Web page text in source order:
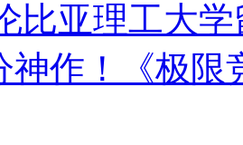
比亚理工大
神作！《极限